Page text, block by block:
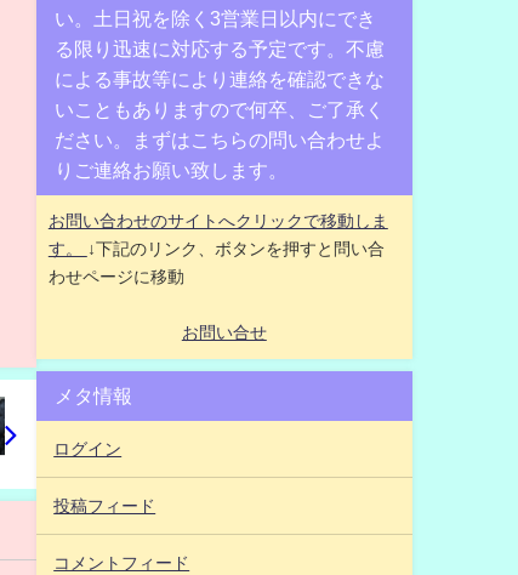
い。土日祝を除く3営業日以内にでき
る限り迅速に対応する予定です。不慮
による事故等により連絡を確認できな
いこともありますので何卒、ご了承く
ださい。まずはこちらの問い合わせよ
りご連絡お願い致します。
お問い合わせのサイトへクリックで移動しま
す。
↓下記のリンク、ボタンを押すと問い合
わせページに移動
お問い合せ
メタ情報
ログイン
投稿フィード
コメントフィード